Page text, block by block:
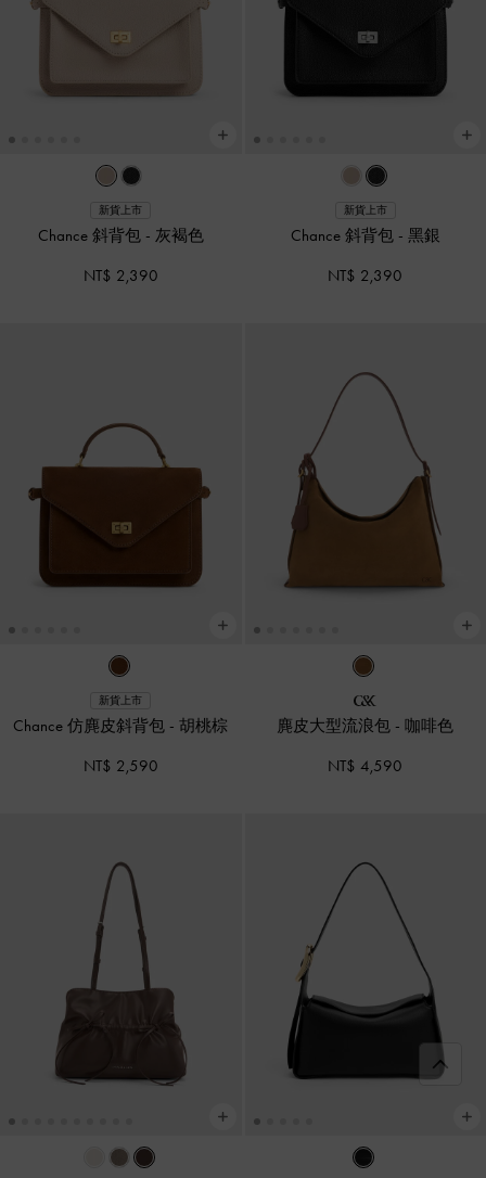
新貨上市
Chance 斜背包 - 灰褐色
NT$ 2,390
新貨上市
Chance 斜背包 - 黑銀
NT$ 2,390
新貨上市
Chance 仿麂皮斜背包 -胡桃棕
NT$ 2,590
麂皮大型流浪包 - 咖啡色
NT$ 4,590